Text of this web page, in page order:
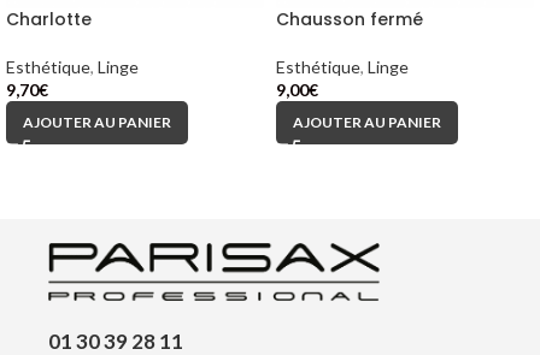
Charlotte
Esthétique, Linge
9,70€
AJOUTER AU PANIER
Chausson fermé
Esthétique, Linge
9,00€
AJOUTER AU PANIER
01 30 39 28 11